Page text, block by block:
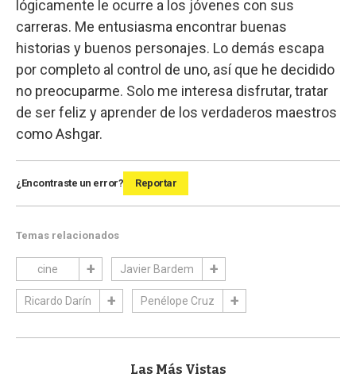
lógicamente le ocurre a los jóvenes con sus
carreras. Me entusiasma encontrar buenas
historias y buenos personajes. Lo demás escapa
por completo al control de uno, así que he decidido
no preocuparme. Solo me interesa disfrutar, tratar
de ser feliz y aprender de los verdaderos maestros
como Ashgar.
¿Encontraste un error? Reportar
Temas relacionados
cine Javier Bardem
Ricardo Darín Penélope Cruz
Las Más Vistas